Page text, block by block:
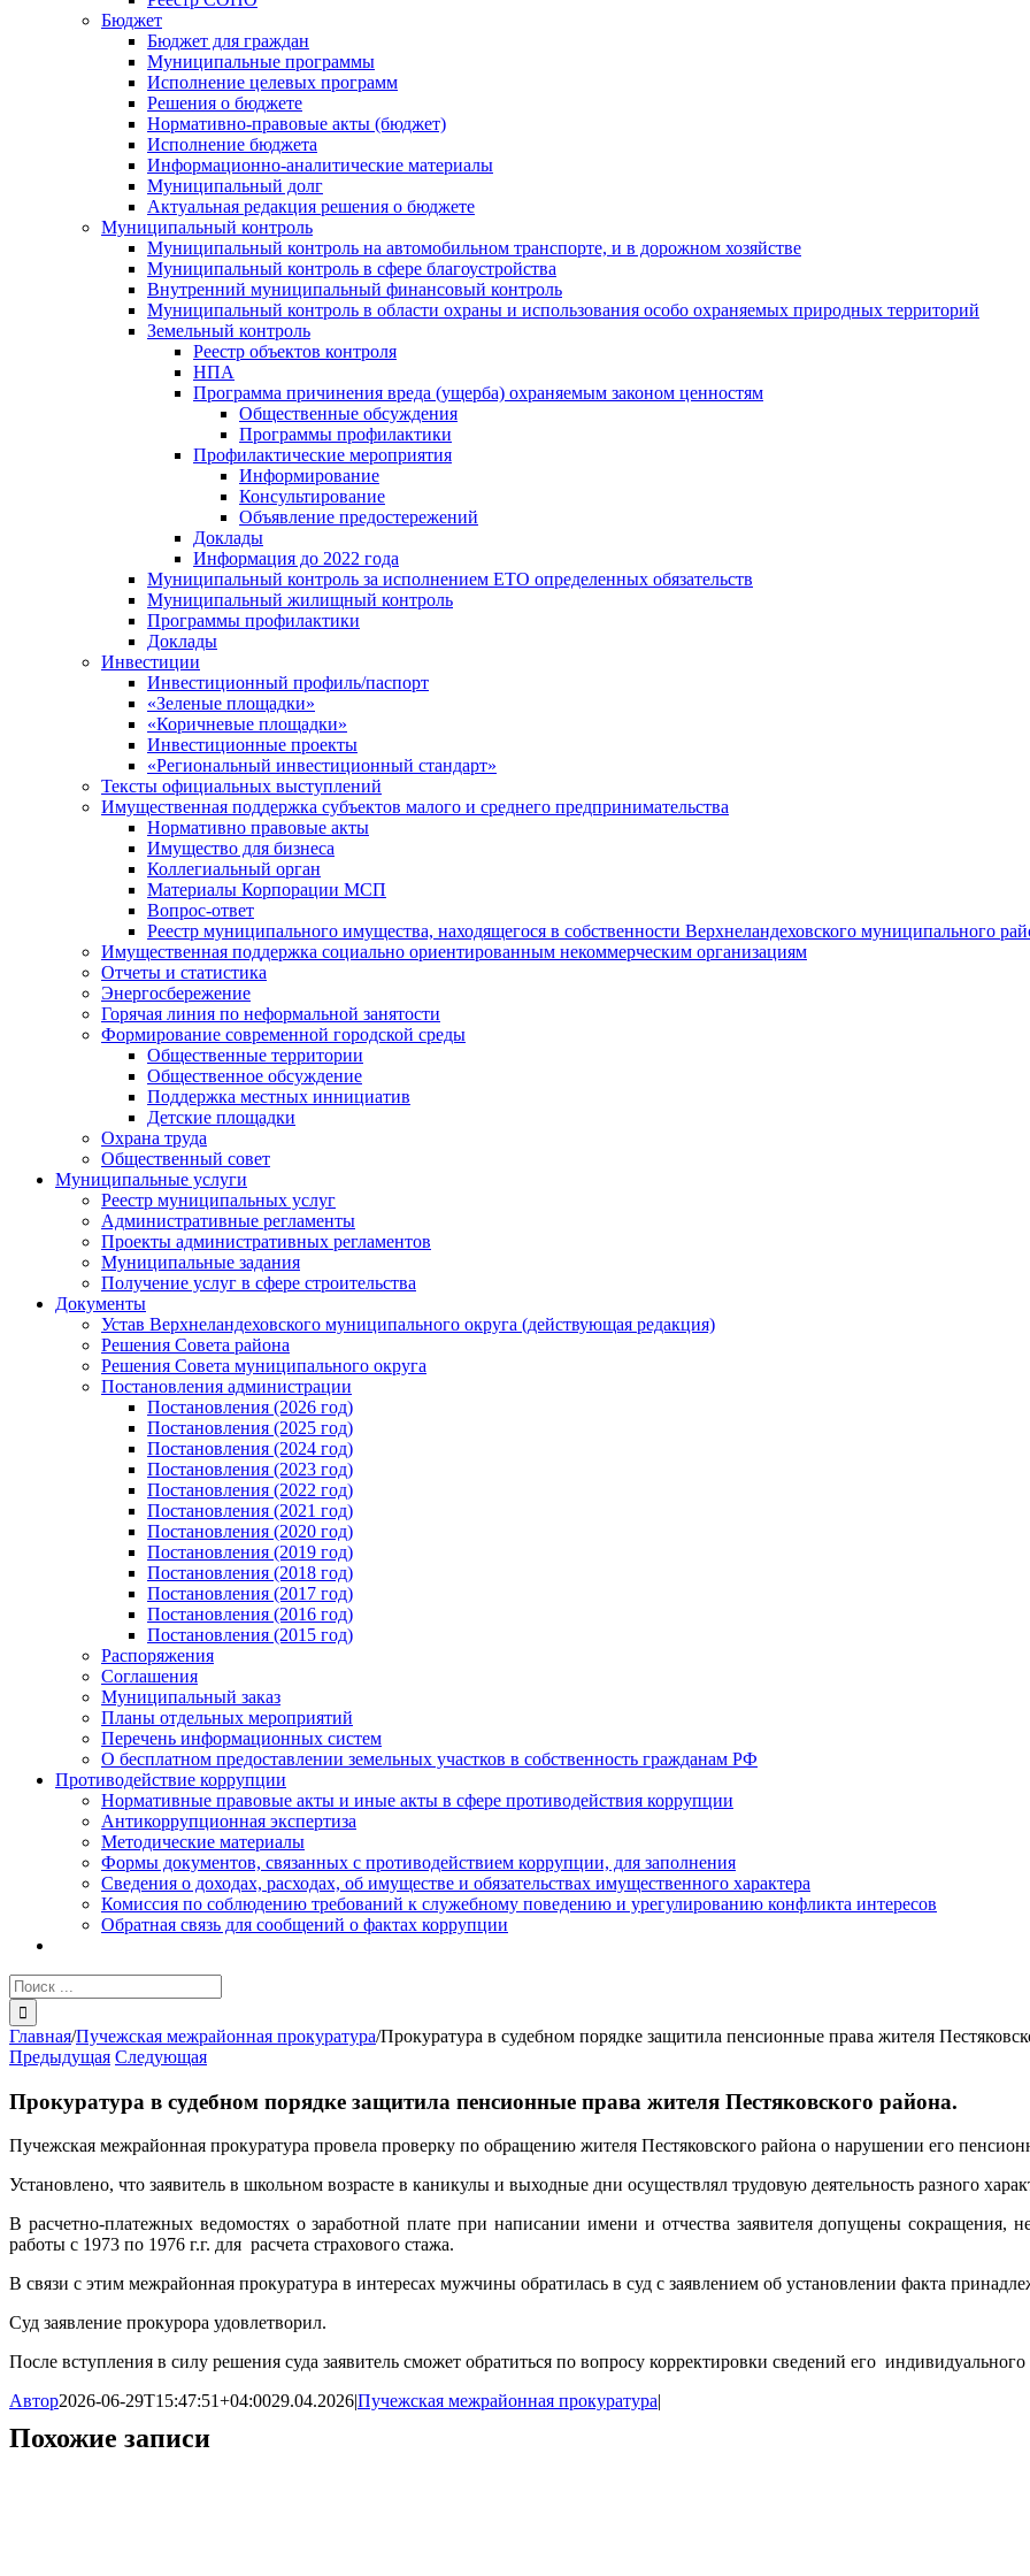
Бюджет
Бюджет для граждан
Муниципальные программы
Исполнение целевых программ
Решения о бюджете
Нормативно-правовые акты (бюджет)
Исполнение бюджета
Информационно-аналитические материалы
Муниципальный долг
Актуальная редакция решения о бюджете
Муниципальный контроль
Муниципальный контроль на автомобильном транспорте, и в дорожном хозяйстве
Муниципальный контроль в сфере благоустройства
Внутренний муниципальный финансовый контроль
Муниципальный контроль в области охраны и использования особо охраняемых природных территорий
Земельный контроль
Реестр объектов контроля
НПА
Программа причинения вреда (ущерба) охраняемым законом ценностям
Общественные обсуждения
Программы профилактики
Профилактические мероприятия
Информирование
Консультирование
Объявление предостережений
Доклады
Информация до 2022 года
Муниципальный контроль за исполнением ЕТО определенных обязательств
Муниципальный жилищный контроль
Программы профилактики
Доклады
Инвестиции
Инвестиционный профиль/паспорт
«Зеленые площадки»
«Коричневые площадки»
Инвестиционные проекты
«Региональный инвестиционный стандарт»
Тексты официальных выступлений
Имущественная поддержка субъектов малого и среднего предпринимательства
Нормативно правовые акты
Имущество для бизнеса
Коллегиальный орган
Материалы Корпорации МСП
Вопрос-ответ
Реестр муниципального имущества, находящегося в собственности Верхнеландеховского муниципального
Имущественная поддержка социально ориентированным некоммерческим организациям
Отчеты и статистика
Энергосбережение
Горячая линия по неформальной занятости
Формирование современной городской среды
Общественные территории
Общественное обсуждение
Поддержка местных иннициатив
Детские площадки
Охрана труда
Общественный совет
Муниципальные услуги
Реестр муниципальных услуг
Административные регламенты
Проекты административных регламентов
Муниципальные задания
Получение услуг в сфере строительства
Документы
Устав Верхнеландеховского муниципального округа (действующая редакция)
Решения Совета района
Решения Совета муниципального округа
Постановления администрации
Постановления (2026 год)
Постановления (2025 год)
Постановления (2024 год)
Постановления (2023 год)
Постановления (2022 год)
Постановления (2021 год)
Постановления (2020 год)
Постановления (2019 год)
Постановления (2018 год)
Постановления (2017 год)
Постановления (2016 год)
Постановления (2015 год)
Распоряжения
Соглашения
Муниципальный заказ
Планы отдельных мероприятий
Перечень информационных систем
О бесплатном предоставлении земельных участков в собственность гражданам РФ
Противодействие коррупции
Нормативные правовые акты и иные акты в сфере противодействия коррупции
Антикоррупционная экспертиза
Методические материалы
Формы документов, связанных с противодействием коррупции, для заполнения
Сведения о доходах, расходах, об имуществе и обязательствах имущественного характера
Комиссия по соблюдению требований к служебному поведению и урегулированию конфликта интересов
Обратная связь для сообщений о фактах коррупции
Результат
поиска:
Главная/Пучежская межрайонная прокуратура/Прокуратура в судебном порядке защитила пенсионные права жителя
Предыдущая Следующая
Прокуратура в судебном порядке защитила пенсионные права жителя Пестяковского района.
Пучежская межрайонная прокуратура провела проверку по обращению жителя Пестяковского района о нарушении его
Установлено, что заявитель в школьном возрасте в каникулы и выходные дни осуществлял трудовую деятельность разного
В расчетно-платежных ведомостях о заработной плате при написании имени и отчества заявителя допущены сокращения,
работы с 1973 по 1976 г.г. для расчета страхового стажа.
В связи с этим межрайонная прокуратура в интересах мужчины обратилась в суд с заявлением об установлении факта
Суд заявление прокурора удовлетворил.
После вступления в силу решения суда заявитель сможет обратиться по вопросу корректировки сведений его
Автор2026-06-29T15:47:51+04:0029.04.2026|Пучежская межрайонная прокуратура|
Похожие записи